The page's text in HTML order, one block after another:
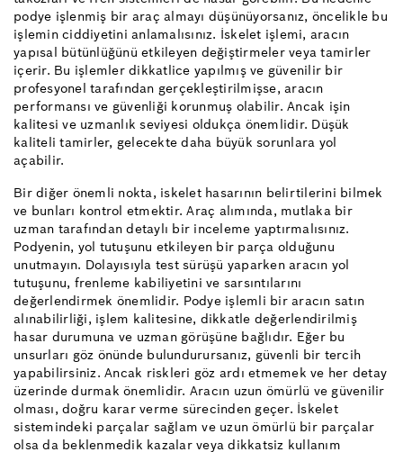
podye işlenmiş bir araç almayı düşünüyorsanız, öncelikle bu
işlemin ciddiyetini anlamalısınız. İskelet işlemi, aracın
yapısal bütünlüğünü etkileyen değiştirmeler veya tamirler
içerir. Bu işlemler dikkatlice yapılmış ve güvenilir bir
profesyonel tarafından gerçekleştirilmişse, aracın
performansı ve güvenliği korunmuş olabilir. Ancak işin
kalitesi ve uzmanlık seviyesi oldukça önemlidir. Düşük
kaliteli tamirler, gelecekte daha büyük sorunlara yol
açabilir.
Bir diğer önemli nokta, iskelet hasarının belirtilerini bilmek
ve bunları kontrol etmektir. Araç alımında, mutlaka bir
uzman tarafından detaylı bir inceleme yaptırmalısınız.
Podyenin, yol tutuşunu etkileyen bir parça olduğunu
unutmayın. Dolayısıyla test sürüşü yaparken aracın yol
tutuşunu, frenleme kabiliyetini ve sarsıntılarını
değerlendirmek önemlidir. Podye işlemli bir aracın satın
alınabilirliği, işlem kalitesine, dikkatle değerlendirilmiş
hasar durumuna ve uzman görüşüne bağlıdır. Eğer bu
unsurları göz önünde bulundurursanız, güvenli bir tercih
yapabilirsiniz. Ancak riskleri göz ardı etmemek ve her detay
üzerinde durmak önemlidir. Aracın uzun ömürlü ve güvenilir
olması, doğru karar verme sürecinden geçer. İskelet
sistemindeki parçalar sağlam ve uzun ömürlü bir parçalar
olsa da beklenmedik kazalar veya dikkatsiz kullanım